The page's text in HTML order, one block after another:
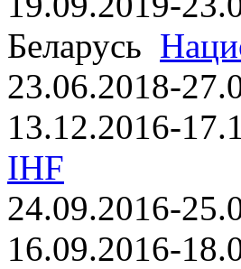
Беларусь
23.06.2018-
13.12.2016-
IHF
24.09.2016-
16.09.2016-